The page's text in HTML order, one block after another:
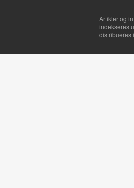
Artikler og
indekseres
distribueres